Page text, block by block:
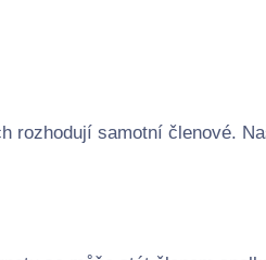
rozhodují samotní členové.